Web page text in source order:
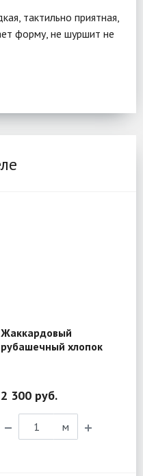
тактильно приятная,
форму, не шуршит не
Жаккардовый
рубашечный хлопок
2 300 руб.
м